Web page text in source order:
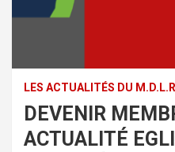
LES ACTUALITÉS DU
DEVENIR
ACTUALITÉ